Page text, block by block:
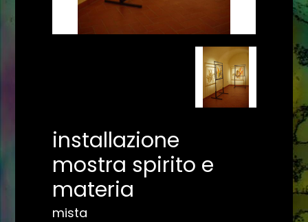
installazione
mostra spirito e
materia
mista